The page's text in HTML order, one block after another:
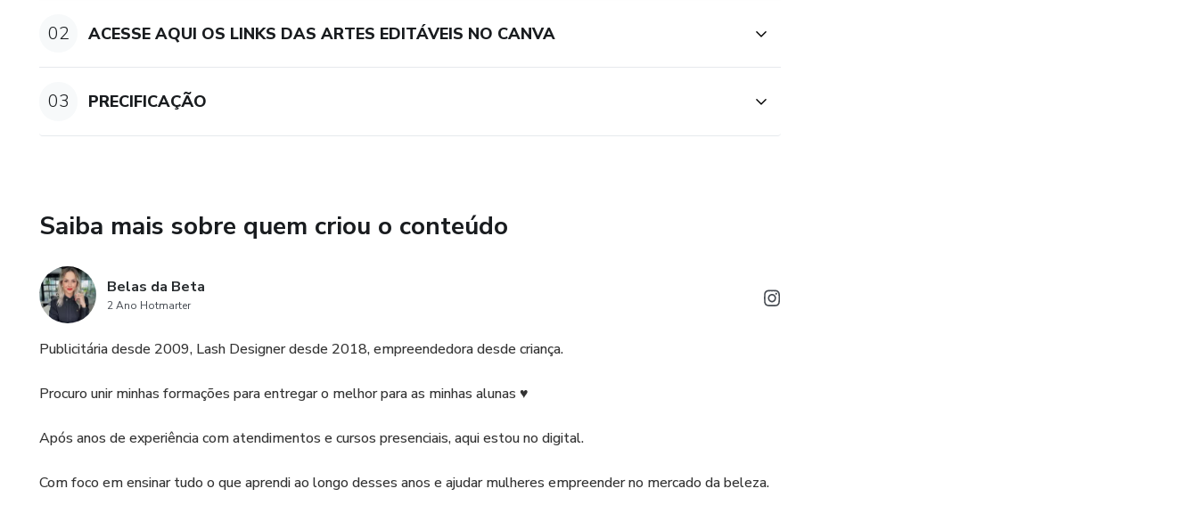
02 ACESSE AQUI OS LINKS DAS ARTES EDITÁVEIS NO CANVA
03 PRECIFICAÇÃO
Saiba mais sobre quem criou o conteúdo
Belas da Beta
2 Ano Hotmarter
Publicitária desde 2009, Lash Designer desde 2018, empreendedora desde criança.
Procuro unir minhas formações para entregar o melhor para as minhas alunas ♥
Após anos de experiência com atendimentos e cursos presenciais, aqui estou no digital.
Com foco em ensinar tudo o que aprendi ao longo desses anos e ajudar mulheres empreender no mercado da beleza.